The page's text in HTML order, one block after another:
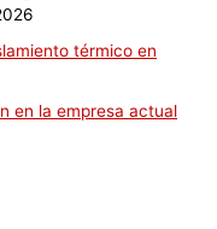
térmico en
en la empresa actual